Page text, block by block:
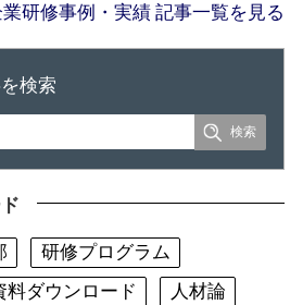
業研修事例・実績 記事一覧を見る
検索
研修プログラム
料ダウンロード
人材論